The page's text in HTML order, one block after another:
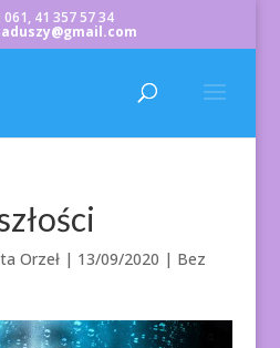
061, 41 357 57 34
Orzeł| 13/09/2020 | Bez